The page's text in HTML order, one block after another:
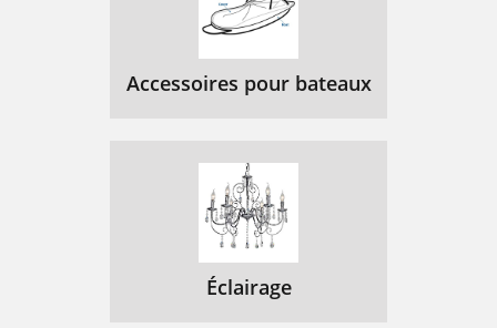
Accessoires pour bateaux
Éclairage